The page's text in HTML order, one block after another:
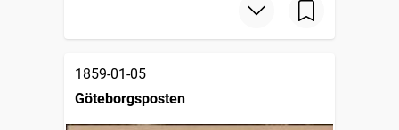
1859-01-05
Göteborgsposten